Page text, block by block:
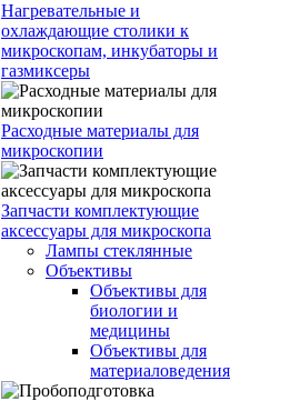
Нагревательные и
охлаждающие столики к
микроскопам, инкубаторы и
газмиксеры
Расходные материалы для
микроскопии
Запчасти комплектующие
аксессуары для микроскопа
Лампы стеклянные
Объективы
Объективы для
биологии и
медицины
Объективы для
материаловедения